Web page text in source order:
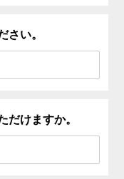
さい。
だけますか。